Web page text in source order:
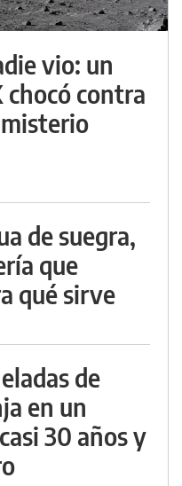
vio: un
chocó contra
de suegra,
que
qué sirve
de
en un
30 años y